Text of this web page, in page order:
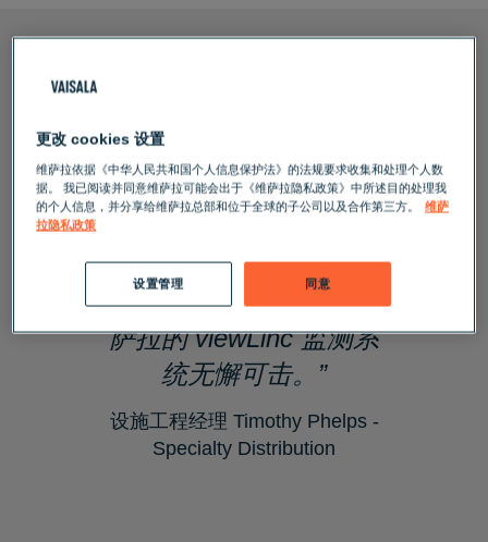
客户评价：
年了，生成的报告让审计
员非常满意，我们发现维
萨拉的 viewLinc 监测系
统无懈可击。”
设施工程经理 Timothy Phelps -
Specialty Distribution
更改 cookies 设置
维萨拉依据《中华人民共和国个人信息保护法》的法规要求收集和处理个人数
据。 我已阅读并同意维萨拉可能会出于《维萨拉隐私政策》中所述目的处理我
的个人信息，并分享给维萨拉总部和位于全球的子公司以及合作第三方。
维萨
拉隐私政策
同意
设置管理